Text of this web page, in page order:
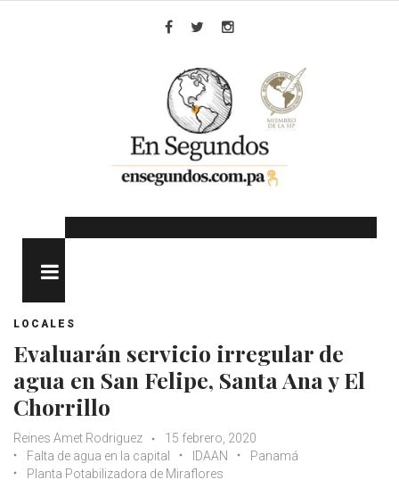
LOCALES
Evaluarán servicio irregular de
agua en San Felipe, Santa Ana y El
Chorrillo
Reines Amet Rodriguez
15 febrero, 2020
Falta de agua en la capital
IDAAN
Panamá
Planta Potabilizadora de Miraflores